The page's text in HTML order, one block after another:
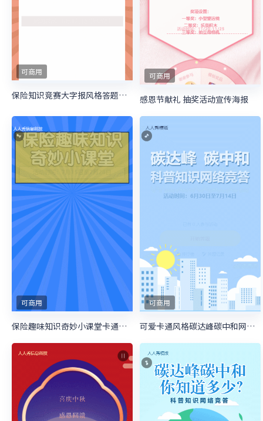
可商用
保险知识竞赛大字报风格答题活动
可商用
感恩节献礼 抽奖活动宣传海报
可商用
保险趣味知识奇妙小课堂卡通粗线条风格答题活动
可商用
可爱卡通风格碳达峰碳中和网络竞答答题活动